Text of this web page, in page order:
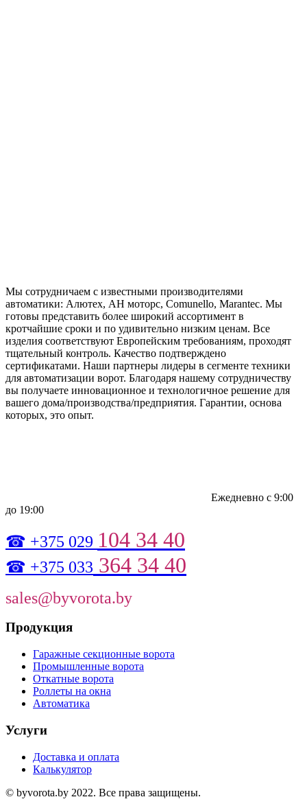
Мы сотрудничаем с известными производителями
автоматики: Алютех, АН моторс, Comunello, Marantec. Мы
готовы представить более широкий ассортимент в
кротчайшие сроки и по удивительно низким ценам. Все
изделия соответствуют Европейским требованиям, проходят
тщательный контроль. Качество подтверждено
сертификатами. Наши партнеры лидеры в сегменте техники
для автоматизации ворот. Благодаря нашему сотрудничеству
вы получаете инновационное и технологичное решение для
вашего дома/производства/предприятия. Гарантии, основа
которых, это опыт.
Ежедневно с 9:00
до 19:00
☎ +375 029 104 34 40
☎ +375 033 364 34 40
sales@byvorota.by
Продукция
Гаражные секционные ворота
Промышленные ворота
Откатные ворота
Роллеты на окна
Автоматика
Услуги
Доставка и оплата
Калькулятор
© byvorota.by 2022. Все права защищены.